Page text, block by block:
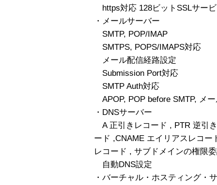
https対応 128ビットSSLサー
・メールサーバー
SMTP, POP/IMAP
SMTPS, POPS/IMAPS対応
メール配信経路設定
Submission Port対応
SMTP Auth対応
APOP, POP before SMTP, メ
・DNSサーバー
A 正引きレコード , PTR 逆引
ード ,CNAME エイリアスレコ
レコード , サブドメインの権限
自動DNS設定
・バーチャル・ホスティング・